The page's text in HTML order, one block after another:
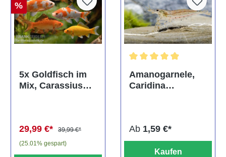
%
5x Goldfisch im
Mix, Carassius
29,99 €*
39,99 €*
(25.01% gespart)
Amanogarnele,
Caridina
Ab 1,59 €*
Kaufen